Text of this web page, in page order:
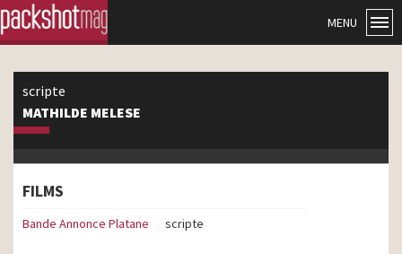
MENU
scripte
MATHILDE MELESE
FILMS
Bande Annonce Platane scripte